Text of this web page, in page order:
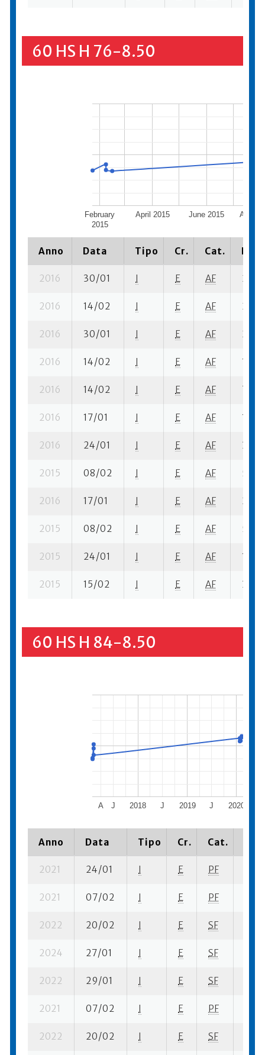
60 HS H 76-8.50
February
2015
April 2015 June 2015
Anno Data Tipo Cr. Cat.
2016 30/01 I E AF 2 se-
2016 14/02 I E AF 2 sf-
2016 30/01 I E AF 2 se-
2016 14/02 I E AF 1 ba-
2016 14/02 I E AF 7 fi- 1
2016 17/01 I E AF 1 se-
2016 24/01 I E AF 3 se-
2015 08/02 I E AF 5 ba-
2016 17/01 I E AF 2 se-
2015 08/02 I E AF 5 fi- 1
2015 24/01 I E AF 1 se-
2015 15/02 I E AF 3 ba-
60 HS H 84-8.50
2018 2019 2020
A J J J
Anno Data Tipo Cr. Cat.
2021 24/01 I E PF
2021 07/02 I E PF
2022 20/02 I E SF
2024 27/01 I E SF
2022 29/01 I E SF
2021 07/02 I E PF
2022 20/02 I E SF